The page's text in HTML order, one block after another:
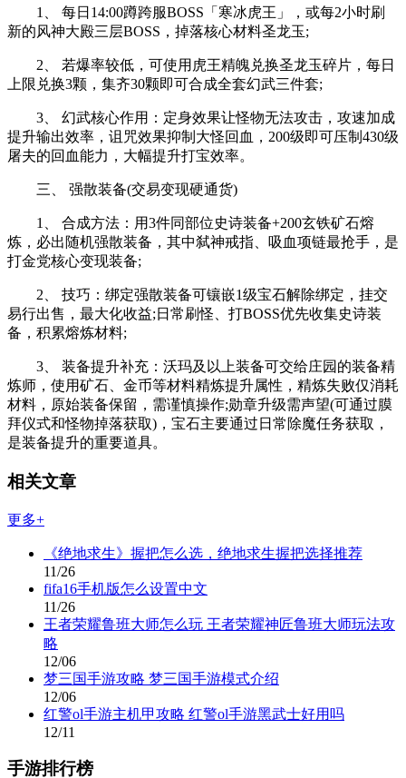
1、 每日14:00蹲跨服BOSS「寒冰虎王」，或每2小时刷
新的风神大殿三层BOSS，掉落核心材料圣龙玉;
2、 若爆率较低，可使用虎王精魄兑换圣龙玉碎片，每日
上限兑换3颗，集齐30颗即可合成全套幻武三件套;
3、 幻武核心作用：定身效果让怪物无法攻击，攻速加成
提升输出效率，诅咒效果抑制大怪回血，200级即可压制430级
屠夫的回血能力，大幅提升打宝效率。
三、 强散装备(交易变现硬通货)
1、 合成方法：用3件同部位史诗装备+200玄铁矿石熔
炼，必出随机强散装备，其中弑神戒指、吸血项链最抢手，是
打金党核心变现装备;
2、 技巧：绑定强散装备可镶嵌1级宝石解除绑定，挂交
易行出售，最大化收益;日常刷怪、打BOSS优先收集史诗装
备，积累熔炼材料;
3、 装备提升补充：沃玛及以上装备可交给庄园的装备精
炼师，使用矿石、金币等材料精炼提升属性，精炼失败仅消耗
材料，原始装备保留，需谨慎操作;勋章升级需声望(可通过膜
拜仪式和怪物掉落获取)，宝石主要通过日常除魔任务获取，
是装备提升的重要道具。
相关文章
更多+
《绝地求生》握把怎么选，绝地求生握把选择推荐
11/26
fifa16手机版怎么设置中文
11/26
王者荣耀鲁班大师怎么玩 王者荣耀神匠鲁班大师玩法攻
略
12/06
梦三国手游攻略 梦三国手游模式介绍
12/06
红警ol手游主机甲攻略 红警ol手游黑武士好用吗
12/11
手游排行榜